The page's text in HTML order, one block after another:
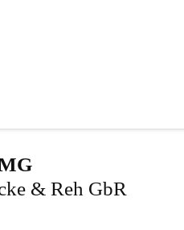
& Reh GbR